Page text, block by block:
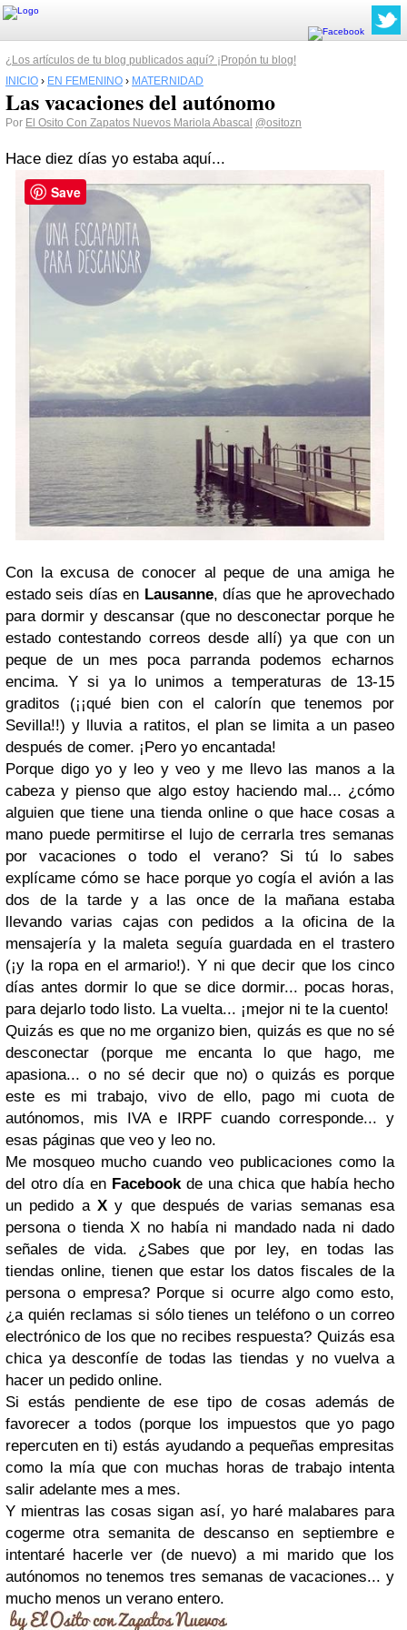
¿Los artículos de tu blog publicados aquí? ¡Propón tu blog!
INICIO › EN FEMENINO › MATERNIDAD
Las vacaciones del autónomo
Por El Osito Con Zapatos Nuevos Mariola Abascal @ositozn
Hace diez días yo estaba aquí...
Con la excusa de conocer al peque de una amiga he
estado seis días en Lausanne, días que he aprovechado
para dormir y descansar (que no desconectar porque he
estado contestando correos desde allí) ya que con un
peque de un mes poca parranda podemos echarnos
encima. Y si ya lo unimos a temperaturas de 13-15
graditos (¡¡qué bien con el calorín que tenemos por
Sevilla!!) y lluvia a ratitos, el plan se limita a un paseo
después de comer. ¡Pero yo encantada!
Porque digo yo y leo y veo y me llevo las manos a la
cabeza y pienso que algo estoy haciendo mal... ¿cómo
alguien que tiene una tienda online o que hace cosas a
mano puede permitirse el lujo de cerrarla tres semanas
por vacaciones o todo el verano? Si tú lo sabes
explícame cómo se hace porque yo cogía el avión a las
dos de la tarde y a las once de la mañana estaba
llevando varias cajas con pedidos a la oficina de la
mensajería y la maleta seguía guardada en el trastero
(¡y la ropa en el armario!). Y ni que decir que los cinco
días antes dormir lo que se dice dormir... pocas horas,
para dejarlo todo listo. La vuelta... ¡mejor ni te la cuento!
Quizás es que no me organizo bien, quizás es que no sé
desconectar (porque me encanta lo que hago, me
apasiona... o no sé decir que no) o quizás es porque
este es mi trabajo, vivo de ello, pago mi cuota de
autónomos, mis IVA e IRPF cuando corresponde... y
esas páginas que veo y leo no.
Me mosqueo mucho cuando veo publicaciones como la
del otro día en Facebookde una chica que había hecho
un pedido a Xy que después de varias semanas esa
persona o tienda X no había ni mandado nada ni dado
señales de vida. ¿Sabes que por ley, en todas las
tiendas online, tienen que estar los datos fiscales de la
persona o empresa? Porque si ocurre algo como esto,
¿a quién reclamas si sólo tienes un teléfono o un correo
electrónico de los que no recibes respuesta? Quizás esa
chica ya desconfíe de todas las tiendas y no vuelva a
hacer un pedido online.
Si estás pendiente de ese tipo de cosas además de
favorecer a todos (porque los impuestos que yo pago
repercuten en ti) estás ayudando a pequeñas empresitas
como la mía que con muchas horas de trabajo intenta
salir adelante mes a mes.
Y mientras las cosas sigan así, yo haré malabares para
cogerme otra semanita de descanso en septiembre e
intentaré hacerle ver (de nuevo) a mi marido que los
autónomos no tenemos tres semanas de vacaciones... y
mucho menos un verano entero.
Save